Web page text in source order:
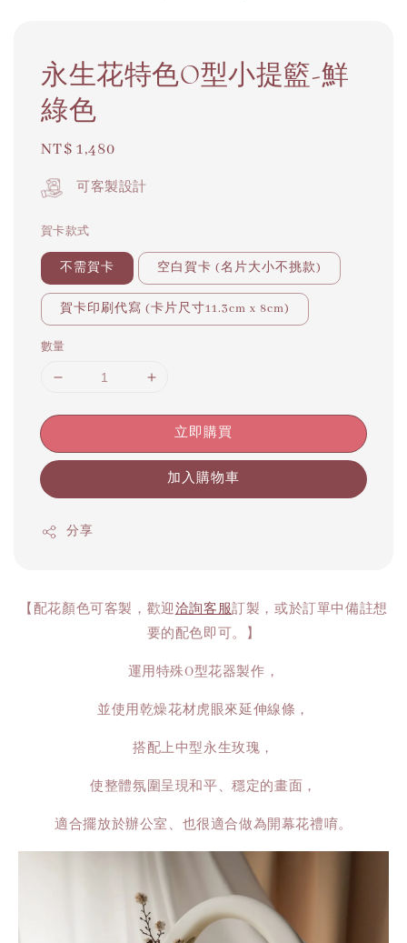
永生花特色O型小提籃-鮮
綠色
Regular
price
NT$ 1,480
可客製設計
賀卡款式
不需賀卡 空白賀卡 (名片大小不挑款)
賀卡印刷代寫 (卡片尺寸11.3cm x 8cm)
數量
立即購買
加入購物車
分享
【配花顏色可客製，歡迎洽詢客服訂製，或於訂單中備註想
要的配色即可。】
運用特殊O型花器製作，
並使用乾燥花材虎眼來延伸線條，
搭配上中型永生玫瑰，
使整體氛圍呈現和平、穩定的畫面，
適合擺放於辦公室、也很適合做為開幕花禮唷。